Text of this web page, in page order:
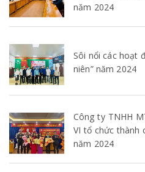
năm 2024
Sôi nổi các hoạt
niên” năm 2024
Công ty TNHH
VI tổ chức thành
năm 2024